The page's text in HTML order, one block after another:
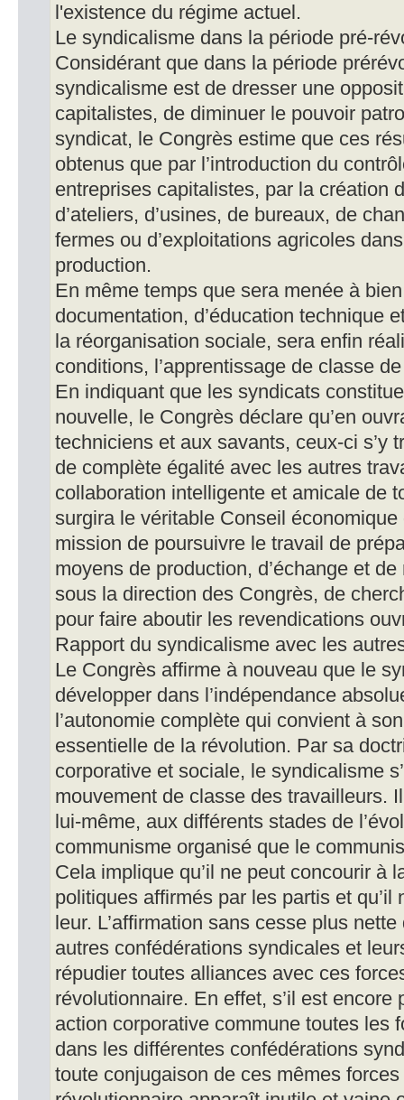
l'existence du régime actuel.
Le syndicalisme dans la période pré-
Considérant que dans la période
syndicalisme est de dresser une
capitalistes, de diminuer le pouvoir
syndicat, le Congrès estime que ces
obtenus que par l’introduction du
entreprises capitalistes, par la création
d’ateliers, d’usines, de bureaux, de
fermes ou d’exploitations agricoles
production.
En même temps que sera menée à
documentation, d’éducation technique
la réorganisation sociale, sera enfin
conditions, l’apprentissage de classe
En indiquant que les syndicats
nouvelle, le Congrès déclare qu’en
techniciens et aux savants, ceux-ci s’y
de complète égalité avec les autres
collaboration intelligente et amicale de
surgira le véritable Conseil
mission de poursuivre le travail de
moyens de production, d’échange et
sous la direction des Congrès, de
pour faire aboutir les revendications
Rapport du syndicalisme avec les
Le Congrès affirme à nouveau que le
développer dans l’indépendance
l’autonomie complète qui convient à
essentielle de la révolution. Par sa
corporative et sociale, le syndicalisme
mouvement de classe des travailleurs.
lui-même, aux différents stades de
communisme organisé que le
Cela implique qu’il ne peut concourir à
politiques affirmés par les partis et
leur. L’affirmation sans cesse plus
autres confédérations syndicales et
répudier toutes alliances avec ces
révolutionnaire. En effet, s’il est
action corporative commune toutes les
dans les différentes confédérations
toute conjugaison de ces mêmes